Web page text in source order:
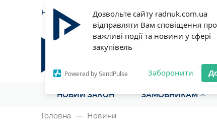
Дозвольте сайту radnuk.com.ua
відправляти Вам сповіщення про
важливі події та новини у сфері
закупівель
Powered by SendPulse Заборонити
НОВИНИ СТАТТІ
Радник у сфері публічних
НОВИЙ ЗАКОН ЗАМОВНИКАМ
Головна Новини